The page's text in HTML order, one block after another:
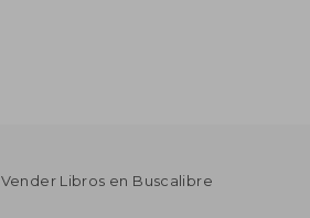
Vender Libros en Buscalibre